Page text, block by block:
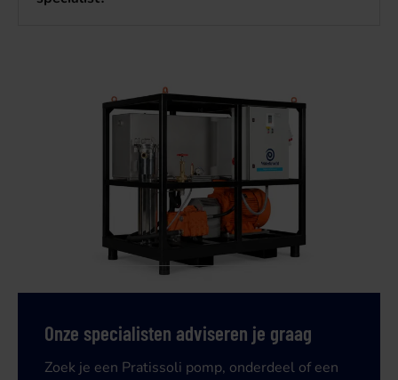
Onze specialisten adviseren je graag
Zoek je een Pratissoli pomp, onderdeel of een